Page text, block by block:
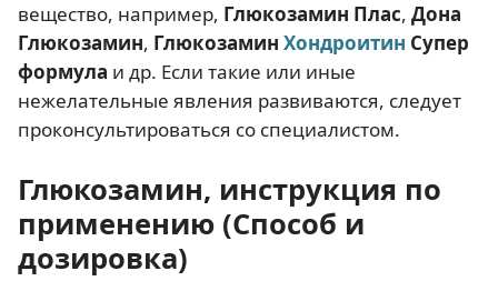
вещество, например, Глюкозамин Плас, Дона
Глюкозамин, Глюкозамин Хондроитин Супер
формула и др. Если такие или иные
нежелательные явления развиваются, следует
проконсультироваться со специалистом.
Глюкозамин, инструкция по
применению (Способ и
дозировка)